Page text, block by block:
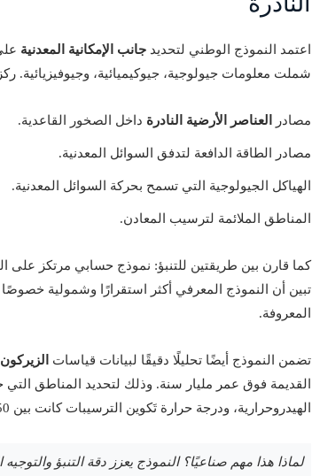
اعتمد النموذج الوطني لتحديد جانب الإمكانية المعدنية
شملت معلومات جيولوجية، جيوكيميائية، وجيوفيزيائية.
مصادر العناصر الأرضية النادرة داخل الصخور القاعدية.
مصادر الطاقة الدافعة لتدفق السوائل المعدنية.
الهياكل الجيولوجية التي تسمح بحركة السوائل المعدنية.
المناطق الملائمة لترسيب المعادن.
كما قارن بين طريقتين للتنبؤ: نموذج حسابي مرتكز على
تبين أن النموذج المعرفي أكثر استقرارًا وشمولية خصوصًا
المعروفة.
تضمن النموذج أيضًا تحليلًا دقيقًا لبيانات قياسات الزيركون
القديمة فوق عمر مليار سنة. وذلك لتحديد المناطق التي
الهيدروحرارية، ودرجة حرارة تَكوين الترسيبات كانت بين 150 و300 درجة مئوية.
لماذا هذا مهم صناعيًا؟ النموذج يعزز دقة التنبؤ